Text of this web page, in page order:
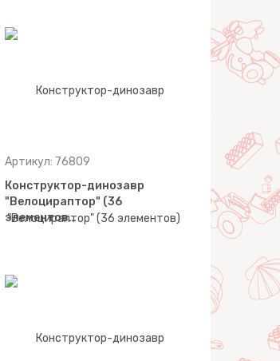
Артикул: 76809
Конструктор-динозавр
"Велоцираптор" (36
элементов…